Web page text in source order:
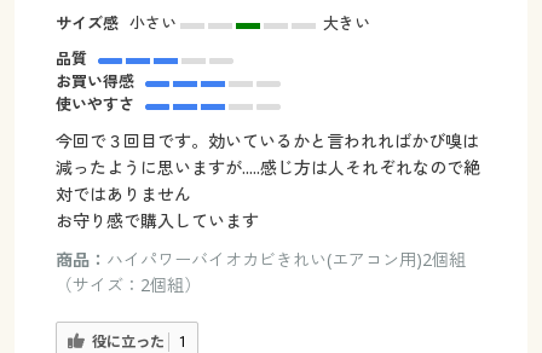
サイズ感 小さい
大きい
品質
お買い得感
使いやすさ
今回で３回目です。効いているかと言われればかび嗅は
減ったように思いますが.....感じ方は人それぞれなので絶
対ではありません
お守り感で購入しています
商品： ハイパワーバイオカビきれい(エアコン用)2個組
（サイズ：2個組）
役に立った 1